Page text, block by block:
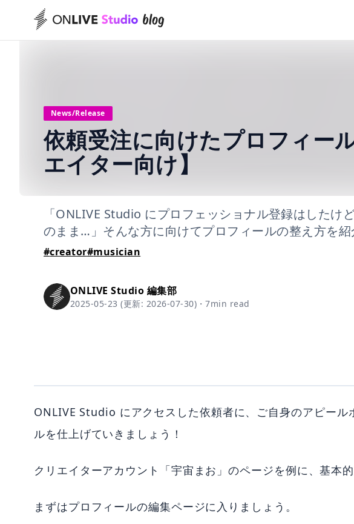
News/Release
依頼受注に向けたプロフィー
エイター向け】
「ONLIVE Studio にプロフェッショナル登録はしたけ
のまま…」そんな方に向けてプロフィールの整え方を紹
#creator#musician
ONLIVE Studio 編集部
2025-05-23 (更新: 2026-07-30) ・7min read
ONLIVE Studio にアクセスした依頼者に、ご自身のアピール
ルを仕上げていきましょう！
クリエイターアカウント「宇宙まお」のページを例に、基本
まずはプロフィールの編集ページに入りましょう。